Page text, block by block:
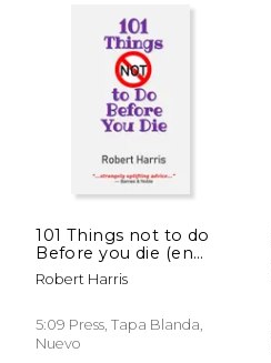
101 Things not to do
Before you die (en
Inglés)
Robert Harris
5:09 Press, Tapa Blanda,
Nuevo